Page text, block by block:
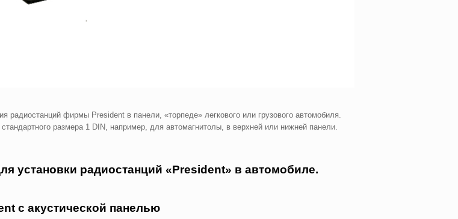
радиостанций фирмы President в панели, «торпеде» легкового или грузового автомобиля.
размера 1 DIN, например, для автомагнитолы, в верхней или нижней панели.
установки радиостанций «President» в автомобиле.
с акустической панелью